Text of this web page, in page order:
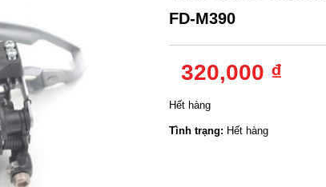
FD-M390
320,000 ₫
Hết hàng
Tình trạng: Hết hàng